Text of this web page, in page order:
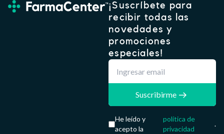
¡Suscríbete para
recibir todas las
novedades y
promociones
especiales!
Suscribirme
He leído y
acepto la
política de
privacidad
.